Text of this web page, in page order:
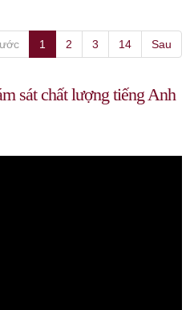
1 2 3 14 Sau
sát chất lượng tiếng Anh